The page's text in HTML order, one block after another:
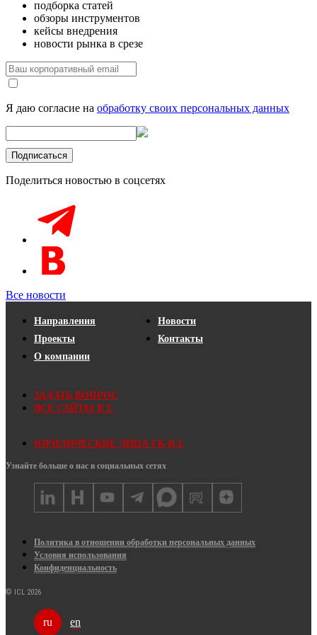
подборка статей
обзоры инструментов
кейсы внедрения
новости рынка в срезе
Я даю согласие на обработку своих персональных данных
Поделиться новостью в соцсетях
Все новости
Направления
Проекты
О компании
Новости
Контакты
ЗАДАТЬ ВОПРОС
ВСЕ САЙТЫ ICL
ЮРИДИЧЕСКИЕ ЛИЦА ГК ICL
Узнайте больше о нас в социальных сетях
Политика в отношении обработки персональных данных
Условия использования
Конфиденциальность
© ICL 2026
ru en